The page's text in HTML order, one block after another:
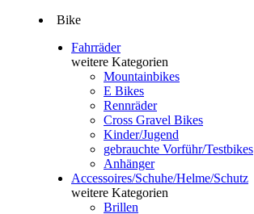
Bike
Fahrräder
weitere Kategorien
Mountainbikes
E Bikes
Rennräder
Cross Gravel Bikes
Kinder/Jugend
gebrauchte Vorführ/Testbikes
Anhänger
Accessoires/Schuhe/Helme/Schutz
weitere Kategorien
Brillen